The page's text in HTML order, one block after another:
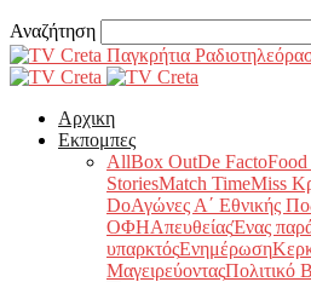
Αναζήτηση
Παγκρήτια
Αρχικη
Εκπομπες
AllBox OutDe FactoFood
StoriesMatch TimeMiss
DoΑγώνες Α΄ Εθνικής
ΟΦΗΑπευθείαςΈνας
υπαρκτόςΕνημέρωση
ΜαγειρεύονταςΠολιτικό